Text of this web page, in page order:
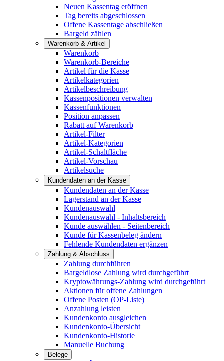
Neuen Kassentag eröffnen
Tag bereits abgeschlossen
Offene Kassentage abschließen
Bargeld zählen
Warenkorb & Artikel
Warenkorb
Warenkorb-Bereiche
Artikel für die Kasse
Artikelkategorien
Artikelbeschreibung
Kassenpositionen verwalten
Kassenfunktionen
Position anpassen
Rabatt auf Warenkorb
Artikel-Filter
Artikel-Kategorien
Artikel-Schaltfläche
Artikel-Vorschau
Artikelsuche
Kundendaten an der Kasse
Kundendaten an der Kasse
Lagerstand an der Kasse
Kundenauswahl
Kundenauswahl - Inhaltsbereich
Kunde auswählen - Seitenbereich
Kunde für Kassenbeleg ändern
Fehlende Kundendaten ergänzen
Zahlung & Abschluss
Zahlung durchführen
Bargeldlose Zahlung wird durchgeführt
Kryptowährungs-Zahlung wird durchgeführt
Aktionen für offene Zahlungen
Offene Posten (OP-Liste)
Anzahlung leisten
Kundenkonto ausgleichen
Kundenkonto-Übersicht
Kundenkonto-Historie
Manuelle Buchung
Belege